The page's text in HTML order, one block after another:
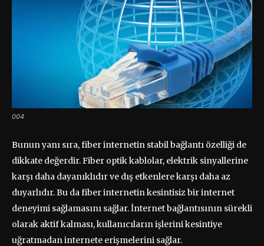
004
Bunun yanı sıra, fiber internetin stabil bağlantı özelliği de
dikkate değerdir. Fiber optik kablolar, elektrik sinyallerine
karşı daha dayanıklıdır ve dış etkenlere karşı daha az
duyarlıdır. Bu da fiber internetin kesintisiz bir internet
deneyimi sağlamasını sağlar. İnternet bağlantısının sürekli
olarak aktif kalması, kullanıcıların işlerini kesintiye
uğratmadan internete erişmelerini sağlar.